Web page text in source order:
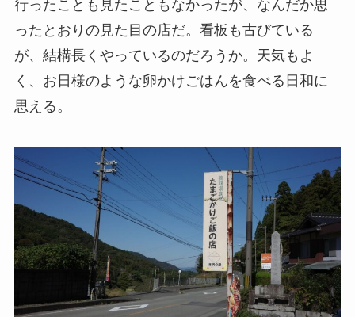
行ったことも見たこともなかったが、なんだか思
ったとおりの見た目の店だ。看板も古びている
が、結構長くやっているのだろうか。天気もよ
く、お日様のような卵かけごはんを食べる日和に
思える。